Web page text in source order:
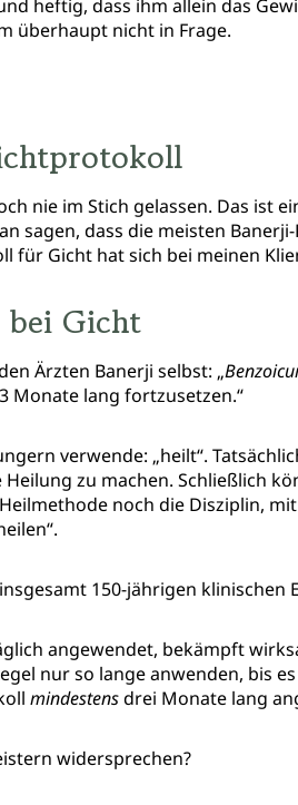
heftig, dass ihm allein das
überhaupt nicht in Frage.
nie im Stich gelassen. Das ist
sagen, dass die meisten
für Gicht hat sich bei meinen
bei Gicht
Ärzten Banerji selbst: „
Monate lang fortzusetzen.“
verwende: „heilt“.
zu machen. Schließlich
noch die Disziplin,
150-jährigen klinischen
angewendet, bekämpft
nur so lange anwenden, bis
mindestensdrei Monate lang
widersprechen?